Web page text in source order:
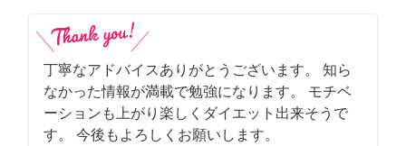
丁寧なアドバイスありがとうございます。 知ら
なかった情報が満載で勉強になります。 モチベ
ーションも上がり楽しくダイエット出来そうで
す。 今後もよろしくお願いします。